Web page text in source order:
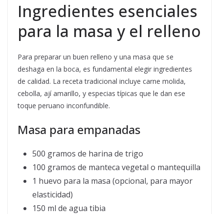
Ingredientes esenciales
para la masa y el relleno
Para preparar un buen relleno y una masa que se
deshaga en la boca, es fundamental elegir ingredientes
de calidad. La receta tradicional incluye carne molida,
cebolla, ají amarillo, y especias típicas que le dan ese
toque peruano inconfundible.
Masa para empanadas
500 gramos de harina de trigo
100 gramos de manteca vegetal o mantequilla
1 huevo para la masa (opcional, para mayor
elasticidad)
150 ml de agua tibia